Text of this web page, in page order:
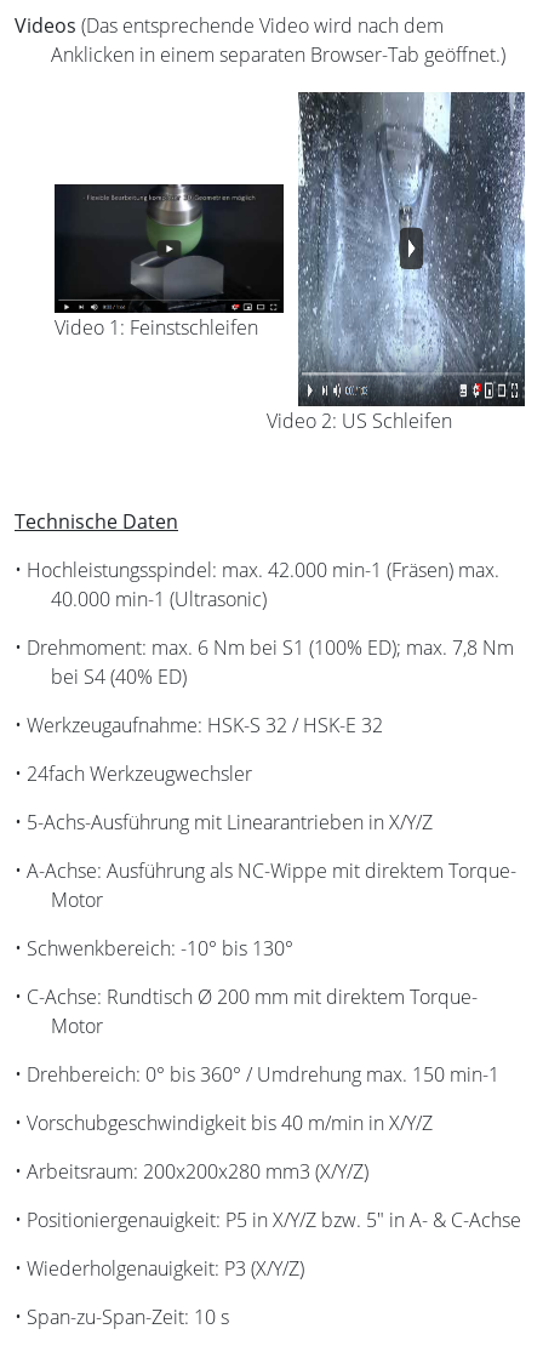
Videos (Das entsprechende Video wird nach dem
Anklicken in einem separaten Browser-Tab geöffnet.)
Video 1: Feinstschleifen
Video 2: US Schleifen
Technische Daten
• Hochleistungsspindel: max. 42.000 min-1 (Fräsen) max.
40.000 min-1 (Ultrasonic)
• Drehmoment: max. 6 Nm bei S1 (100% ED); max. 7,8 Nm
bei S4 (40% ED)
• Werkzeugaufnahme: HSK-S 32 / HSK-E 32
• 24fach Werkzeugwechsler
• 5-Achs-Ausführung mit Linearantrieben in X/Y/Z
• A-Achse: Ausführung als NC-Wippe mit direktem Torque-
Motor
• Schwenkbereich: -10° bis 130°
• C-Achse: Rundtisch Ø 200 mm mit direktem Torque-
Motor
• Drehbereich: 0° bis 360° / Umdrehung max. 150 min-1
• Vorschubgeschwindigkeit bis 40 m/min in X/Y/Z
• Arbeitsraum: 200x200x280 mm3 (X/Y/Z)
• Positioniergenauigkeit: P5 in X/Y/Z bzw. 5" in A- & C-Achse
• Wiederholgenauigkeit: P3 (X/Y/Z)
• Span-zu-Span-Zeit: 10 s